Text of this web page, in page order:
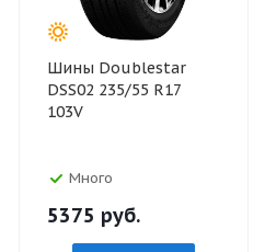
Шины Doublestar
DSS02 235/55 R17
103V
Много
5375 руб.